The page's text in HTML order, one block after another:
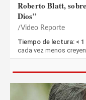
Roberto Blatt,
Dios”
Video Reporte
Tiempo de lectura: <
cada vez menos